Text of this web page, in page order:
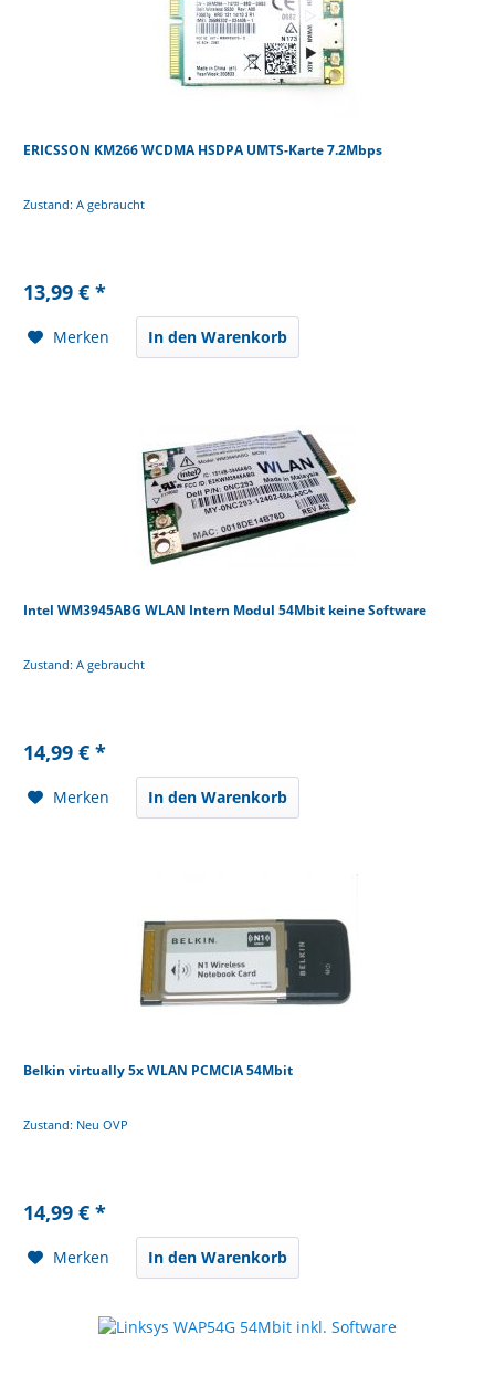
ERICSSON KM266 WCDMA HSDPA UMTS-Karte 7.2Mbps
Zustand: A gebraucht
13,99 € *
Merken In den Warenkorb
Intel WM3945ABG WLAN Intern Modul 54Mbit keine Software
Zustand: A gebraucht
14,99 € *
Merken In den Warenkorb
Belkin virtually 5x WLAN PCMCIA 54Mbit
Zustand: Neu OVP
14,99 € *
Merken In den Warenkorb